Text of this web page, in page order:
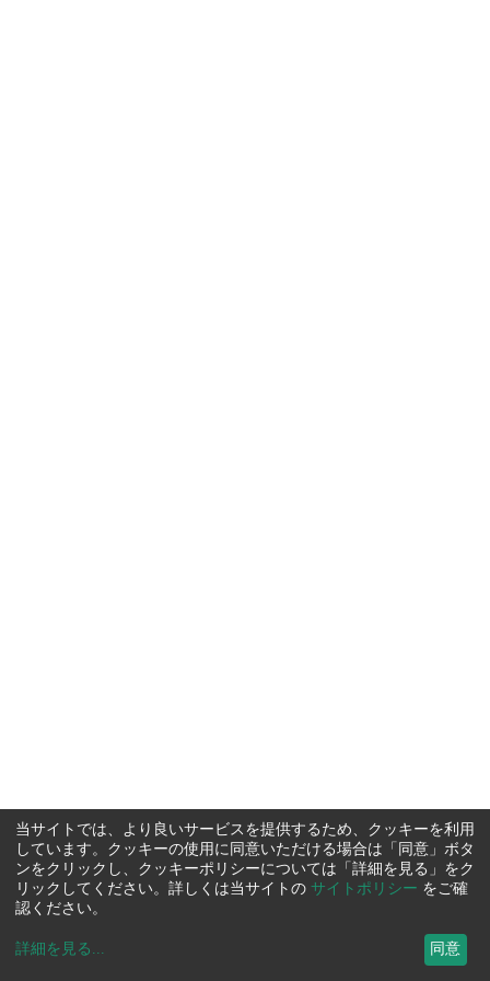
当サイトでは、より良いサービスを提供するため、クッキーを利用
しています。クッキーの使用に同意いただける場合は「同意」ボタ
ンをクリックし、クッキーポリシーについては「詳細を見る」をク
リックしてください。詳しくは当サイトの サイトポリシー をご確
認ください。
詳細を見る ... 同意